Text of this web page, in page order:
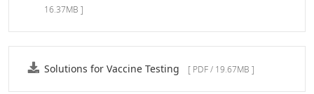
16.37MB ]
Solutions for Vaccine Testing [ PDF / 19.67MB ]